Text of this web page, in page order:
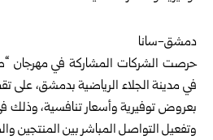
دمشق-سانا
حرصت الشركات المشاركة في مهرجان
في مدينة الجلاء الرياضية بدمشق، على
بعروض توفيرية وأسعار تنافسية، وذلك
وتفعيل التواصل المباشر بين المنتجين